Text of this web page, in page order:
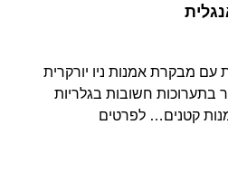
עם מבקרת אמנות ניו יורקרית
חשובות בגלריות
קטנים… לפרטים